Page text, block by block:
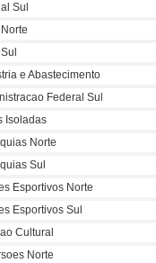
Sul
e Abastecimento
Federal Sul
Isoladas
Norte
Sul
Esportivos Norte
Esportivos Sul
Cultural
Norte